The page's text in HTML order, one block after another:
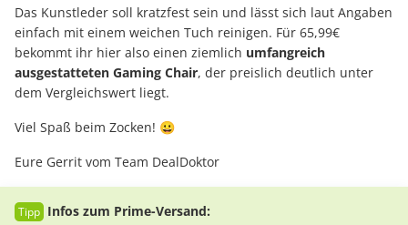
Das Kunstleder soll kratzfest sein und lässt sich laut Angaben
einfach mit einem weichen Tuch reinigen. Für 65,99€
bekommt ihr hier also einen ziemlich umfangreich
ausgestatteten Gaming Chair, der preislich deutlich unter
dem Vergleichswert liegt.
Viel Spaß beim Zocken! 😀
Eure Gerrit vom Team DealDoktor
Infos zum Prime-Versand: